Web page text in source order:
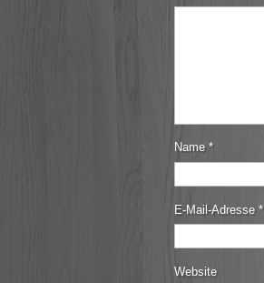
Name *
E-Mail-Adresse *
Website